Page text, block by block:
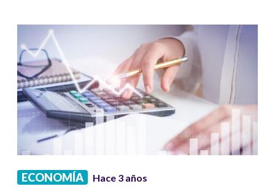
ECONOMÍA Hace 3 años